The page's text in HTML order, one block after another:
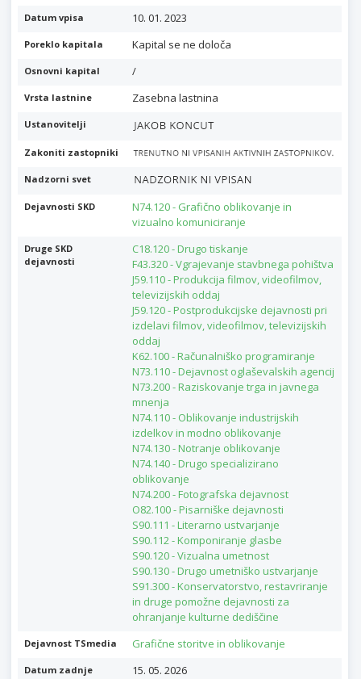
Datum vpisa 10. 01. 2023
Poreklo kapitala Kapital se ne določa
Osnovni kapital /
Vrsta lastnine Zasebna lastnina
Ustanovitelji
Zakoniti zastopniki
Nadzorni svet
Dejavnosti SKD
N74.120 - Grafično oblikovanje in
vizualno komuniciranje
Druge SKD
dejavnosti
C18.120 - Drugo tiskanje
F43.320 - Vgrajevanje stavbnega pohištva
J59.110 - Produkcija filmov, videofilmov,
televizijskih oddaj
J59.120 - Postprodukcijske dejavnosti pri
izdelavi filmov, videofilmov, televizijskih
oddaj
K62.100 - Računalniško programiranje
N73.110 - Dejavnost oglaševalskih agencij
N73.200 - Raziskovanje trga in javnega
mnenja
N74.110 - Oblikovanje industrijskih
izdelkov in modno oblikovanje
N74.130 - Notranje oblikovanje
N74.140 - Drugo specializirano
oblikovanje
N74.200 - Fotografska dejavnost
O82.100 - Pisarniške dejavnosti
S90.111 - Literarno ustvarjanje
S90.112 - Komponiranje glasbe
S90.120 - Vizualna umetnost
S90.130 - Drugo umetniško ustvarjanje
S91.300 - Konservatorstvo, restavriranje
in druge pomožne dejavnosti za
ohranjanje kulturne dediščine
Dejavnost TSmedia Grafične storitve in oblikovanje
Datum zadnje
15. 05. 2026